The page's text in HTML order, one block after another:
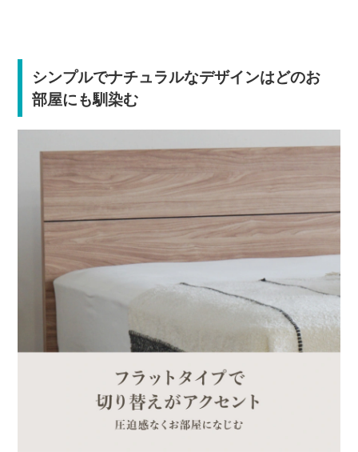
シンプルでナチュラルなデザインはどのお
部屋にも馴染む